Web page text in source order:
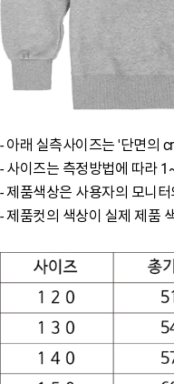
- 아래 실측사이즈는 '단면의
- 사이즈는 측정방법에 따라
- 제품색상은 사용자의 모니
- 제품컷의 색상이 실제 제품